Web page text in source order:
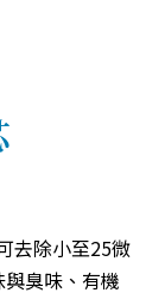
去除小至25微
臭味、有機